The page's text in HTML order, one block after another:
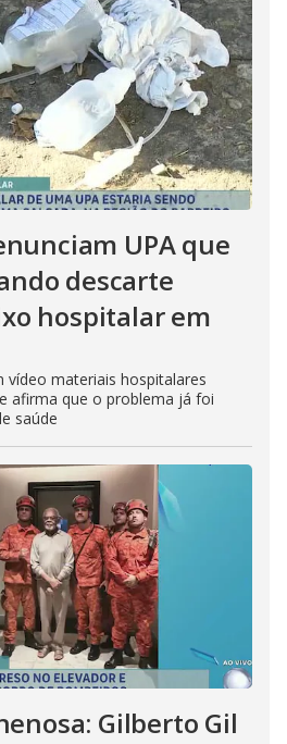
UPA que
descarte
hospitalar em
vídeo materiais hospitalares
afirma que o problema já foi
saúde
Gilberto Gil